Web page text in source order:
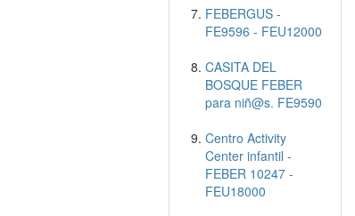
FEBERGUS -
FE9596 - FEU12000
CASITA DEL
BOSQUE FEBER
para niñ@s. FE9590
Centro Activity
Center infantil -
FEBER 10247 -
FEU18000